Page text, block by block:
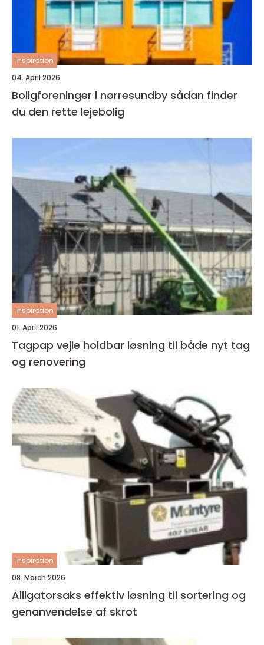
inspiration
04. April 2026
Boligforeninger i nørresundby sådan finder
du den rette lejebolig
inspiration
01. April 2026
Tagpap vejle holdbar løsning til både nyt tag
og renovering
inspiration
08. March 2026
Alligatorsaks effektiv løsning til sortering og
genanvendelse af skrot